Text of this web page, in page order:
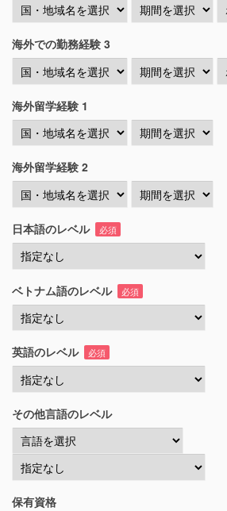
海外での勤務経験 3
海外留学経験 1
海外留学経験 2
日本語のレベル 必須
ベトナム語のレベル 必須
英語のレベル 必須
その他言語のレベル
保有資格